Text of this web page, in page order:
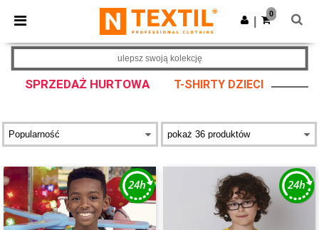
× Aplikacja Ntextil
Lepsze ceny w aplikacji!
Pobierz app
0
SPRZEDAŻ HURTOWA T-SHIRTY DZIECI
ulepsz swoją kolekcję